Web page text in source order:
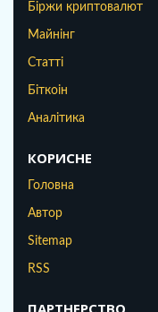
Біржи криптовалют
Майнінг
Статті
Біткоін
Аналітика
КОРИСНЕ
Головна
Автор
Sitemap
RSS